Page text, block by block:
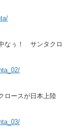
なぅ！ サンタクロ
ロースが日本上陸